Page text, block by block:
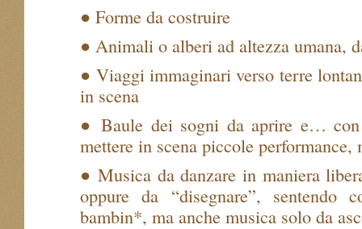
● Forme da costruire
● Animali o alberi ad altezza umana,
● Viaggi immaginari verso terre
in scena
● Baule dei sogni da aprire e…
mettere in scena piccole
● Musica da danzare in maniera
oppure da “disegnare”, sentendo
bambin*, ma anche musica solo da